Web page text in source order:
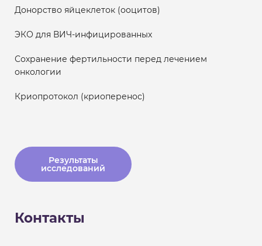
Донорство яйцеклеток (ооцитов)
ЭКО для ВИЧ-инфицированных
Сохранение фертильности перед лечением
онкологии
Криопротокол (криоперенос)
Результаты
исследований
Контакты